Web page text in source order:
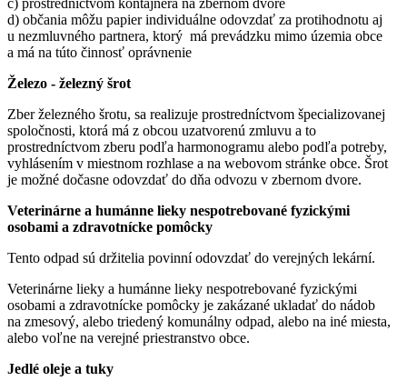
c) prostredníctvom kontajnera na zbernom dvore
d) občania môžu papier individuálne odovzdať za protihodnotu aj
u nezmluvného partnera, ktorý má prevádzku mimo územia obce
a má na túto činnosť oprávnenie
Železo - železný šrot
Zber železného šrotu, sa realizuje prostredníctvom špecializovanej
spoločnosti, ktorá má z obcou uzatvorenú zmluvu a to
prostredníctvom zberu podľa harmonogramu alebo podľa potreby,
vyhlásením v miestnom rozhlase a na webovom stránke obce. Šrot
je možné dočasne odovzdať do dňa odvozu v zbernom dvore.
Veterinárne a humánne lieky nespotrebované fyzickými
osobami a zdravotnícke pomôcky
Tento odpad sú držitelia povinní odovzdať do verejných lekární.
Veterinárne lieky a humánne lieky nespotrebované fyzickými
osobami a zdravotnícke pomôcky je zakázané ukladať do nádob
na zmesový, alebo triedený komunálny odpad, alebo na iné miesta,
alebo voľne na verejné priestranstvo obce.
Jedlé oleje a tuky